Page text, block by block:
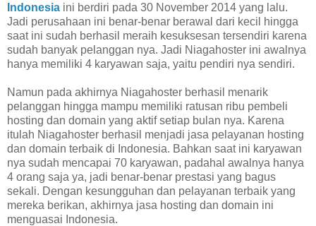
Indonesia ini berdiri pada 30 November 2014 yang lalu.
Jadi perusahaan ini benar-benar berawal dari kecil hingga
saat ini sudah berhasil meraih kesuksesan tersendiri karena
sudah banyak pelanggan nya. Jadi Niagahoster ini awalnya
hanya memiliki 4 karyawan saja, yaitu pendiri nya sendiri.
Namun pada akhirnya Niagahoster berhasil menarik
pelanggan hingga mampu memiliki ratusan ribu pembeli
hosting dan domain yang aktif setiap bulan nya. Karena
itulah Niagahoster berhasil menjadi jasa pelayanan hosting
dan domain terbaik di Indonesia. Bahkan saat ini karyawan
nya sudah mencapai 70 karyawan, padahal awalnya hanya
4 orang saja ya, jadi benar-benar prestasi yang bagus
sekali. Dengan kesungguhan dan pelayanan terbaik yang
mereka berikan, akhirnya jasa hosting dan domain ini
menguasai Indonesia.